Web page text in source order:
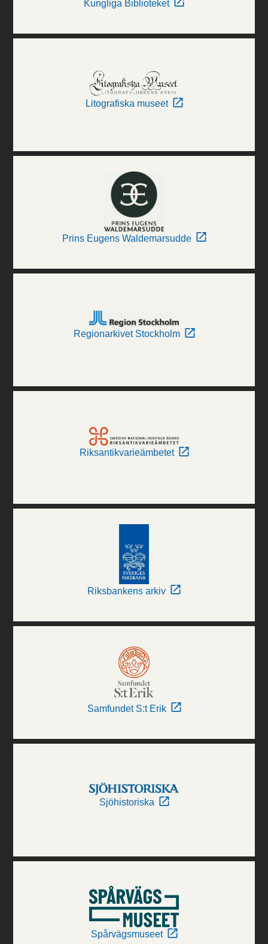
Kungliga Biblioteket
Litografiska museet
Prins Eugens Waldemarsudde
Regionarkivet Stockholm
Riksantikvarieämbetet
Riksbankens arkiv
Samfundet S:t Erik
Sjöhistoriska
Spårvägsmuseet